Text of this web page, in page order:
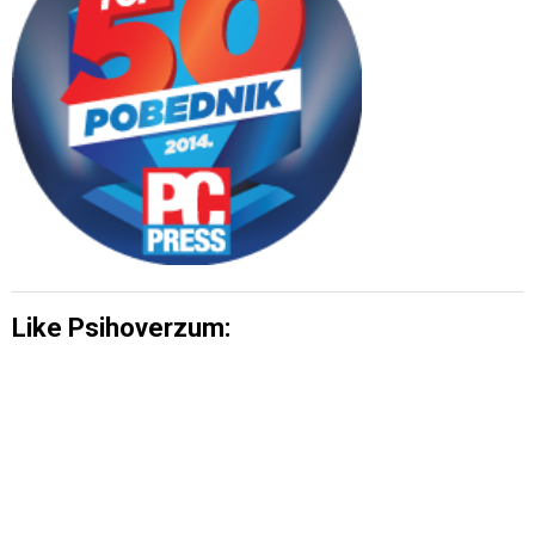
Like Psihoverzum: